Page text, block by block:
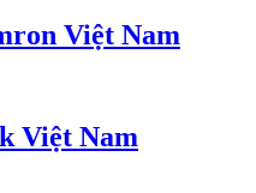
Việt Nam
Việt Nam